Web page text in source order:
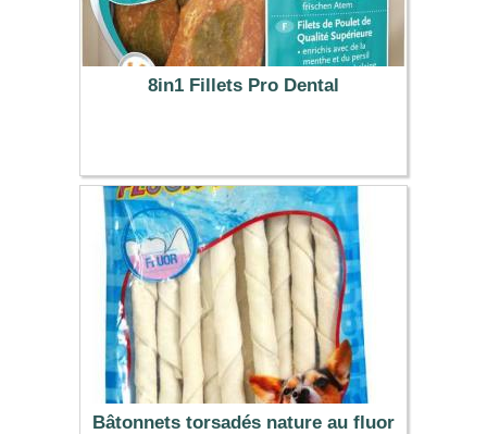
8in1 Fillets Pro Dental
3.99 €
Bâtonnets torsadés nature au fluor